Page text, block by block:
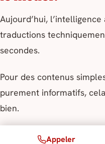
Aujourd’hui,
traductions
secondes.
Pour des contenus
purement informatifs,
bien.
Mais plus un contenu
Appeler